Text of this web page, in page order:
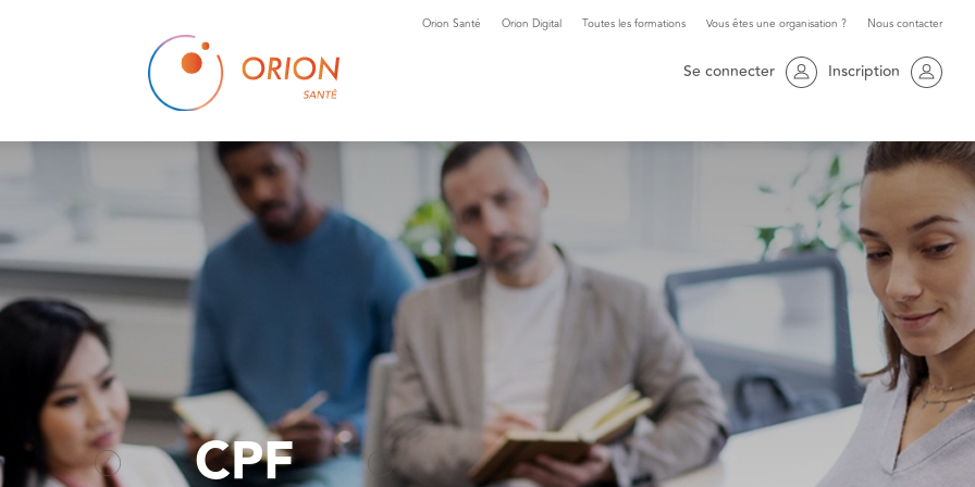
Orion Santé Orion Digital Toutes les formations Vous êtes une organisation ? Nous contacter
Se connecter Inscription
CPF